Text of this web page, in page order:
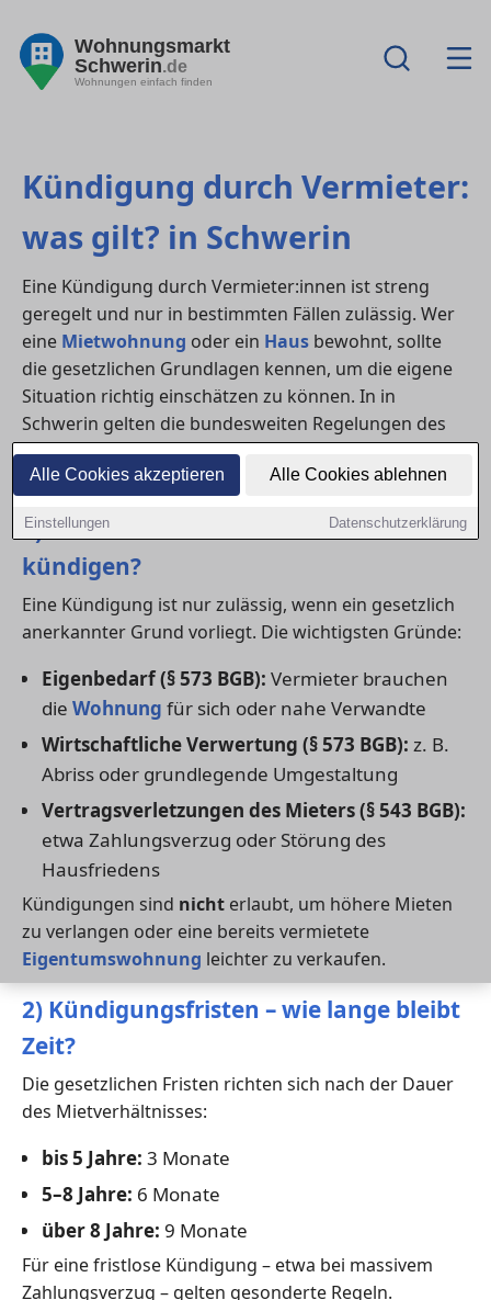
Alle Cookies akzeptieren Alle Cookies ablehnen
Einstellungen Datenschutzerklärung
Wohnungsmarkt
Schwerin.de
Wohnungen einfach finden
Kündigung durch Vermieter:
was gilt? in Schwerin
Eine Kündigung durch Vermieter:innen ist streng
geregelt und nur in bestimmten Fällen zulässig. Wer
eine Mietwohnung oder ein Haus bewohnt, sollte
die gesetzlichen Grundlagen kennen, um die eigene
Situation richtig einschätzen zu können. In in
Schwerin gelten die bundesweiten Regelungen des
BGB – mit klaren Anforderungen an Grund, Frist und
Form.
1) In welchen Fällen darf der Vermieter
kündigen?
Eine Kündigung ist nur zulässig, wenn ein gesetzlich
anerkannter Grund vorliegt. Die wichtigsten Gründe:
Eigenbedarf (§ 573 BGB): Vermieter brauchen
die Wohnung für sich oder nahe Verwandte
Wirtschaftliche Verwertung (§ 573 BGB): z. B.
Abriss oder grundlegende Umgestaltung
Vertragsverletzungen des Mieters (§ 543 BGB):
etwa Zahlungsverzug oder Störung des
Hausfriedens
Kündigungen sind nicht erlaubt, um höhere Mieten
zu verlangen oder eine bereits vermietete
Eigentumswohnung leichter zu verkaufen.
2) Kündigungsfristen – wie lange bleibt
Zeit?
Die gesetzlichen Fristen richten sich nach der Dauer
des Mietverhältnisses:
bis 5 Jahre: 3 Monate
5–8 Jahre: 6 Monate
über 8 Jahre: 9 Monate
Für eine fristlose Kündigung – etwa bei massivem
Zahlungsverzug – gelten gesonderte Regeln.